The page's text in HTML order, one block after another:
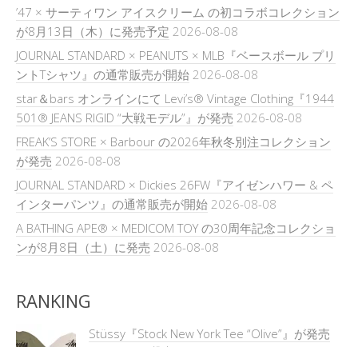
’47 × サーティワン アイスクリーム の初コラボコレクション
が8月13日（木）に発売予定 2026-08-08
JOURNAL STANDARD × PEANUTS × MLB『ベースボール プリ
ントTシャツ』の通常販売が開始 2026-08-08
star＆bars オンラインにて Levi’s® Vintage Clothing『1944
501® JEANS RIGID “大戦モデル”』が発売 2026-08-08
FREAK’S STORE × Barbour の2026年秋冬別注コレクション
が発売 2026-08-08
JOURNAL STANDARD × Dickies 26FW『アイゼンハワー & ペ
インターパンツ』の通常販売が開始 2026-08-08
A BATHING APE® × MEDICOM TOY の30周年記念コレクショ
ンが8月8日（土）に発売 2026-08-08
RANKING
Stüssy『Stock New York Tee “Olive”』が発売